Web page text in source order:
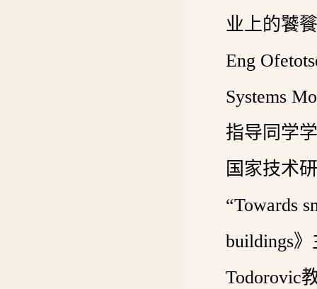
业上的饕
Eng
Systems
指导同学
国家技术
“Towards
buildings
Todorovic